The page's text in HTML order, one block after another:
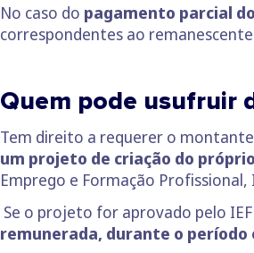
No caso do pagamento parcial
correspondentes ao
Quem pode usufruir
Tem direito a requerer o
um projeto de criação do
Emprego e Formação Profissional,
Se o projeto for aprovado pelo
remunerada, durante o período